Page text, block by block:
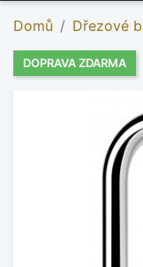
Domů Dřezové
DOPRAVA ZDARMA